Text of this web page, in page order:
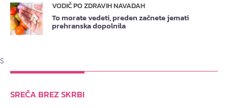
VODIČ PO ZDRAVIH NAVADAH
To morate vedeti, preden začnete jemati
prehranska dopolnila
$
SREČA BREZ SKRBI